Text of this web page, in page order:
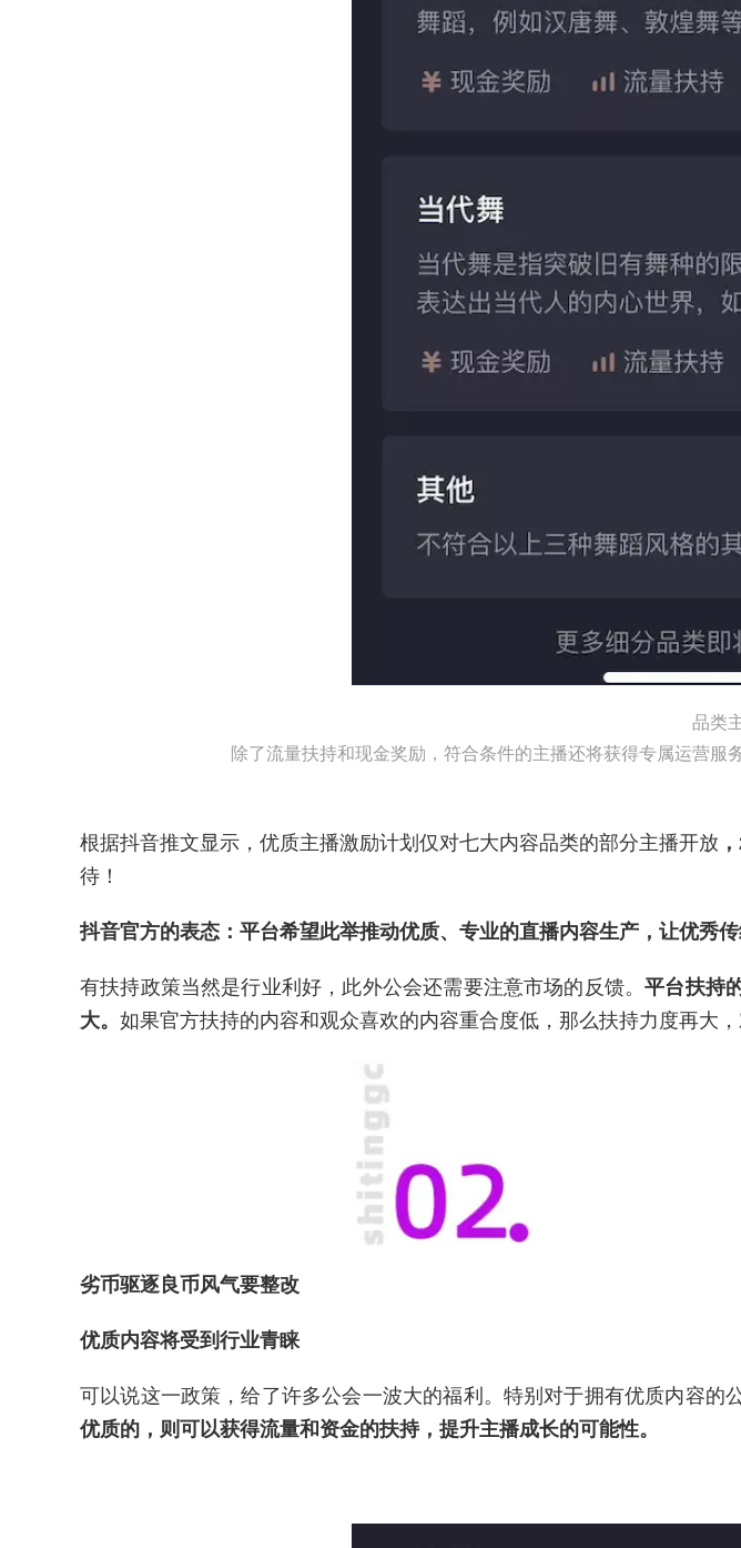
品类
除了流量扶持和现金奖励，符合条件的主播还将获得专属运营服
根据抖音推文显示，优质主播激励计划仅对七大内容品类的部分主播开放
待！
抖音官方的表态：平台希望此举推动优质、专业的直播内容生产，让优秀
有扶持政策当然是行业利好，此外公会还需要注意市场的反馈。平台扶持
大。 如果官方扶持的内容和观众喜欢的内容重合度低，那么扶持力度再大
劣币驱逐良币风气要整改
优质内容将受到行业青睐
可以说这一政策，给了许多公会一波大的福利。特别对于拥有优质内容的
优质的，则可以获得流量和资金的扶持，提升主播成长的可能性。